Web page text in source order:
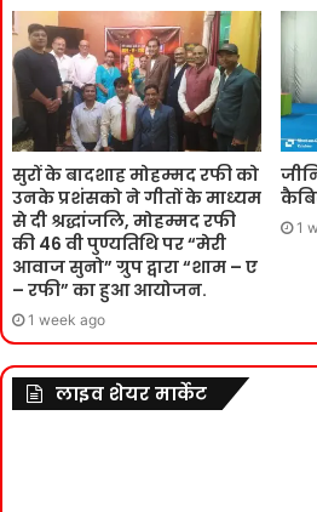
सुरों के बादशाह मोहम्मद रफी को
उनके प्रशंसको ने गीतों के माध्यम
से दी श्रद्धांजलि, मोहम्मद रफी
की 46 वी पुण्यतिथि पर “मेरी
आवाज सुनो” ग्रुप द्वारा “शाम – ए
– रफी” का हुआ आयोजन.
1 week ago
1
लाइव शेयर मार्केट